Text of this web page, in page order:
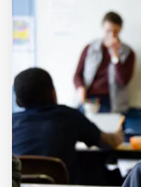
Wordpress Cache
Anasayfa
5 Günde İngilizce
İngilizce
Dil Eğitimi
En Hızlı İngilizce